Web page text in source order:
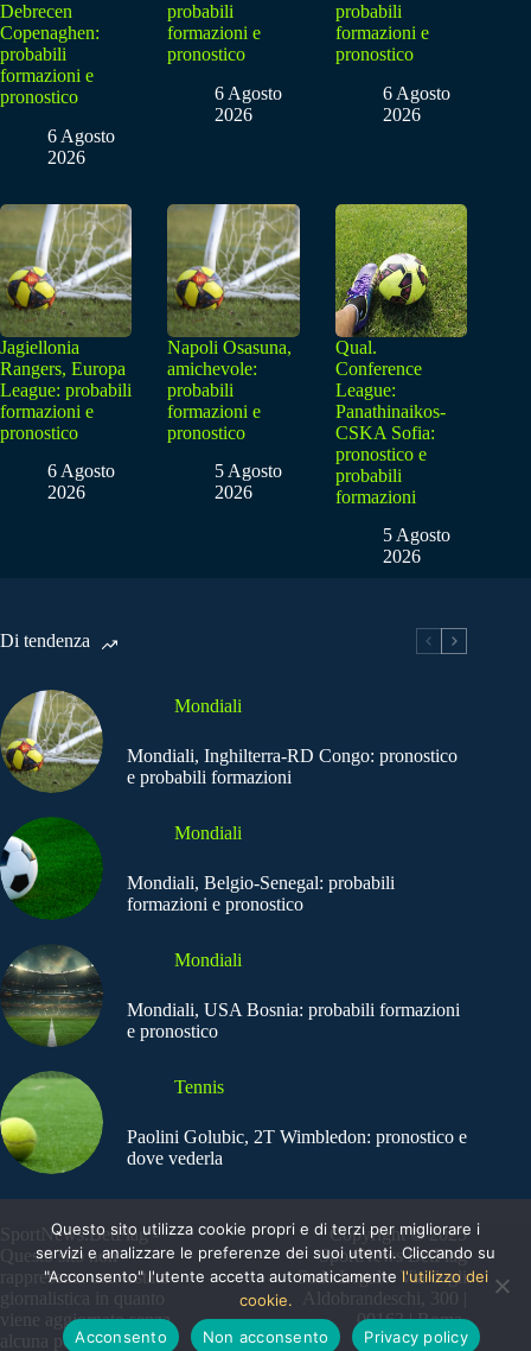
Debrecen
Copenaghen:
probabili
formazioni e
pronostico
6 Agosto
2026
probabili
formazioni e
pronostico
6 Agosto
2026
probabili
formazioni e
pronostico
6 Agosto
2026
Jagiellonia
Rangers, Europa
League: probabili
formazioni e
pronostico
6 Agosto
2026
Napoli Osasuna,
amichevole:
probabili
formazioni e
pronostico
5 Agosto
2026
Qual.
Conference
League:
Panathinaikos-
CSKA Sofia:
pronostico e
probabili
formazioni
5 Agosto
2026
Di tendenza
Mondiali
Mondiali, Inghilterra-RD Congo: pronostico
e probabili formazioni
Mondiali
Mondiali, Belgio-Senegal: probabili
formazioni e pronostico
Mondiali
Mondiali, USA Bosnia: probabili formazioni
e pronostico
Tennis
Paolini Golubic, 2T Wimbledon: pronostico e
dove vederla
SportNews.BetFlag -
Questo sito non
rappresenta una testata
giornalistica in quanto
viene aggiornato senza
alcuna periodicità
Copyright © 2025
SportNews BetFlag
Sede Legale: Via degli
Aldobrandeschi, 300 |
00163 | Roma
Questo sito utilizza cookie propri e di terzi per migliorare i
servizi e analizzare le preferenze dei suoi utenti. Cliccando su
"Acconsento" l'utente accetta automaticamente l'utilizzo dei
cookie.
Acconsento
Non acconsento Privacy policy